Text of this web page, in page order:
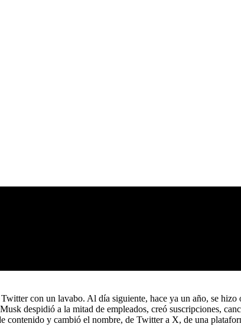
con un lavabo. Al día siguiente, hace ya un año, se
despidió a la mitad de empleados, creó suscripciones,
contenido y cambió el nombre, de Twitter a X, de una